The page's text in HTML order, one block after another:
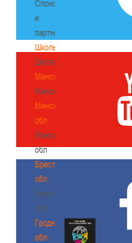
Спонсоры
и
партнеры
Школы
Школы
Минск
Минск
Минская
обл
Минская
обл
Брестская
обл
Брестская
обл
Гродненская
обл